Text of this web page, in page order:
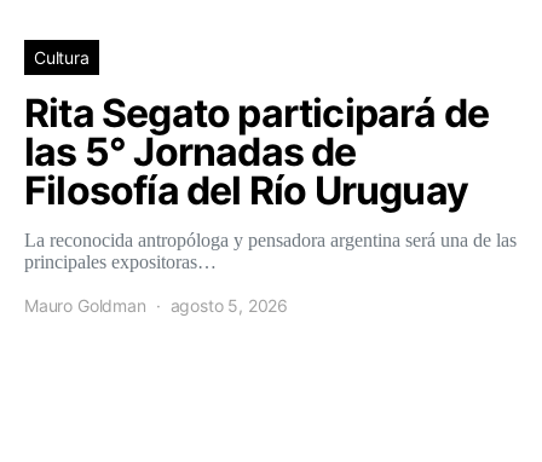
Cultura
Rita Segato participará de
las 5° Jornadas de
Filosofía del Río Uruguay
La reconocida antropóloga y pensadora argentina será una de las
principales expositoras…
Mauro Goldman agosto 5, 2026